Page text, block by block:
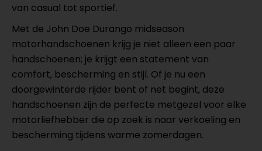
van casual tot sportief.
Met de John Doe Durango midseason
motorhandschoenen krijg je niet alleen een paar
handschoenen; je krijgt een statement van
comfort, bescherming en stijl. Of je nu een
doorgewinterde rijder bent of net begint, deze
handschoenen zijn de perfecte metgezel voor elke
motorliefhebber die op zoek is naar verkoeling en
bescherming tijdens warme zomerdagen.